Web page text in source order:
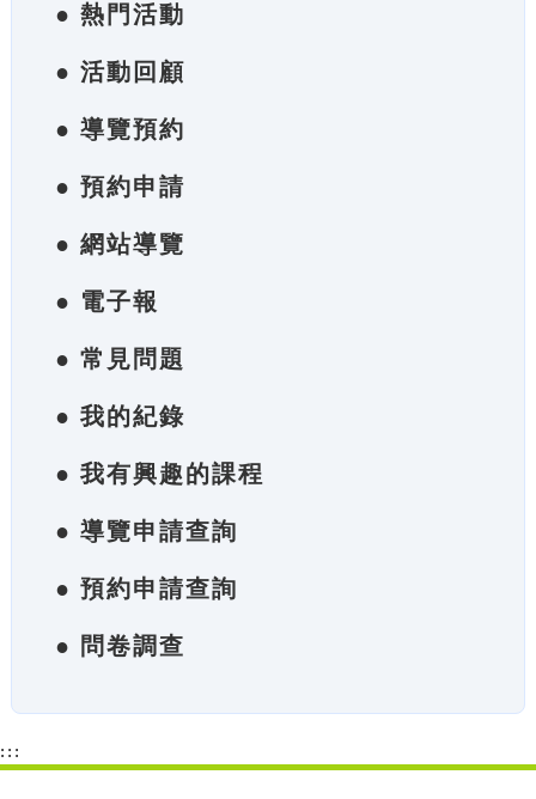
● 熱門活動
● 活動回顧
● 導覽預約
● 預約申請
● 網站導覽
● 電子報
● 常見問題
● 我的紀錄
● 我有興趣的課程
● 導覽申請查詢
● 預約申請查詢
● 問卷調查
:::